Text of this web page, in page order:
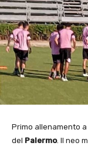
Primo allenamento
del Palermo. Il neo